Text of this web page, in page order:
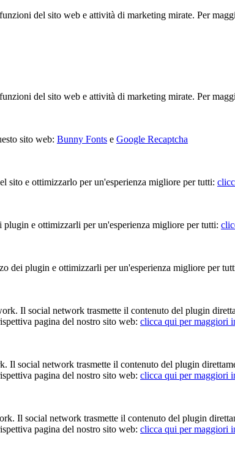
del sito web e attività di marketing mirate. Per
del sito web e attività di marketing mirate. Per
sito web: Bunny Fonts e Google Recaptcha
sito e ottimizzarlo per un'esperienza migliore per tutti:
e ottimizzarli per un'esperienza migliore per tutti:
dei plugin e ottimizzarli per un'esperienza migliore per
Il social network trasmette il contenuto del plugin
pagina del nostro sito web: clicca qui per maggiori
social network trasmette il contenuto del plugin
pagina del nostro sito web: clicca qui per maggiori
Il social network trasmette il contenuto del plugin
pagina del nostro sito web: clicca qui per maggiori